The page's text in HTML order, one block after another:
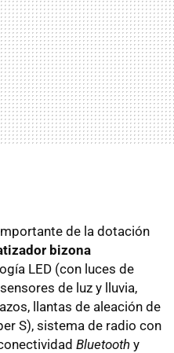
de la dotación
bizona
LED (con luces de
de luz y lluvia,
llantas de aleación de
S), sistema de radio con
Bluetooth y